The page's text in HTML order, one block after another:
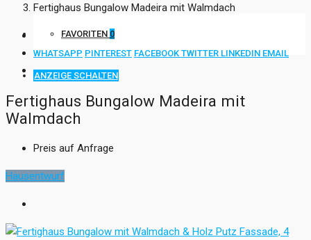
FAVORITEN 0
ANZEIGE SCHALTEN
Fertighaus Bungalow Madeira mit Walmdach
WHATSAPP PINTEREST FACEBOOK TWITTER LINKEDIN EMAIL
Fertighaus Bungalow Madeira mit
Walmdach
Preis auf Anfrage
Hausentwurf